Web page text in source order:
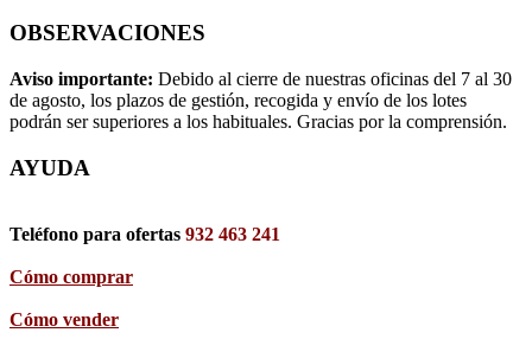
OBSERVACIONES
Aviso importante: Debido al cierre de nuestras oficinas del 7 al 30
de agosto, los plazos de gestión, recogida y envío de los lotes
podrán ser superiores a los habituales. Gracias por la comprensión.
AYUDA
Teléfono para ofertas 932 463 241
Cómo comprar
Cómo vender